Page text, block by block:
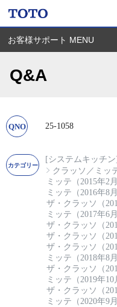
お客様サポート MENU
Q&A
25-1058
[システムキッチン]
クラッソ ／ ミッ
ミッテ（2015年2
ミッテ（2016年8
ザ・クラッソ（
ミッテ（2017年6
ザ・クラッソ（
ザ・クラッソ（
ザ・クラッソ（
ミッテ（2018年8
ザ・クラッソ（
ミッテ（2019年10
ザ・クラッソ（
ミッテ（2020年9